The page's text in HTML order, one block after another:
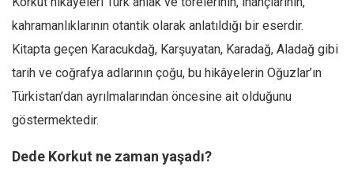
Hayat
Türkiye
Siyaset
Dünya
Avrupa
Asya
kahramanlıklarının otantik olarak anlatıldığı bir eserdir.
Kitapta geçen Karacukdağ, Karşuyatan, Karadağ, Aladağ gibi
tarih ve coğrafya adlarının çoğu, bu hikâyelerin Oğuzlar’ın
Türkistan’dan ayrılmalarından öncesine ait olduğunu
göstermektedir.
Dede Korkut ne zaman yaşadı?